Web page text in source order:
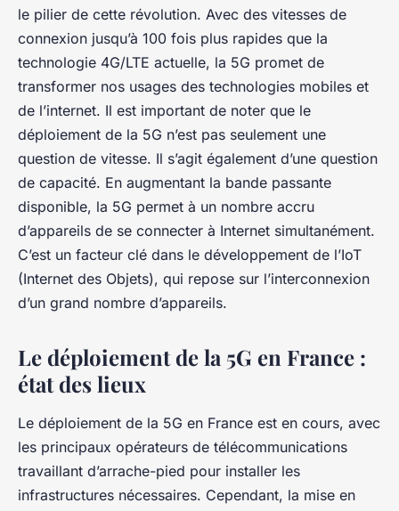
le pilier de cette révolution. Avec des vitesses de
connexion jusqu’à 100 fois plus rapides que la
technologie 4G/LTE actuelle, la 5G promet de
transformer nos usages des technologies mobiles et
de l’internet. Il est important de noter que le
déploiement de la 5G n’est pas seulement une
question de vitesse. Il s’agit également d’une question
de capacité. En augmentant la bande passante
disponible, la 5G permet à un nombre accru
d’appareils de se connecter à Internet simultanément.
C’est un facteur clé dans le développement de l’IoT
(Internet des Objets), qui repose sur l’interconnexion
d’un grand nombre d’appareils.
Le déploiement de la 5G en France :
état des lieux
Le déploiement de la 5G en France est en cours, avec
les principaux opérateurs de télécommunications
travaillant d’arrache-pied pour installer les
infrastructures nécessaires. Cependant, la mise en